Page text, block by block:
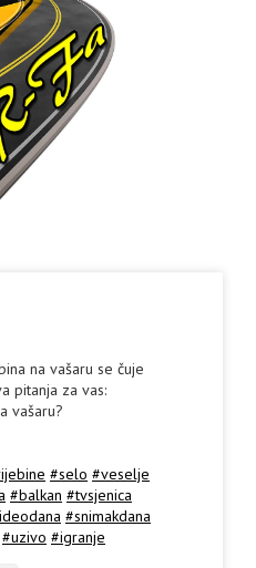
na vašaru se čuje
pitanja za vas:
vašaru?
#selo #veselje
#balkan #tvsjenica
#snimakdana
#uzivo #igranje